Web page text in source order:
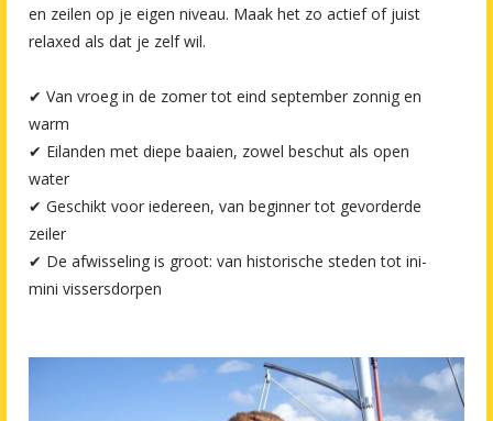
en zeilen op je eigen niveau. Maak het zo actief of juist
relaxed als dat je zelf wil.
✔ Van vroeg in de zomer tot eind september zonnig en
warm
✔ Eilanden met diepe baaien, zowel beschut als open
water
✔ Geschikt voor iedereen, van beginner tot gevorderde
zeiler
✔ De afwisseling is groot: van historische steden tot ini-
mini vissersdorpen